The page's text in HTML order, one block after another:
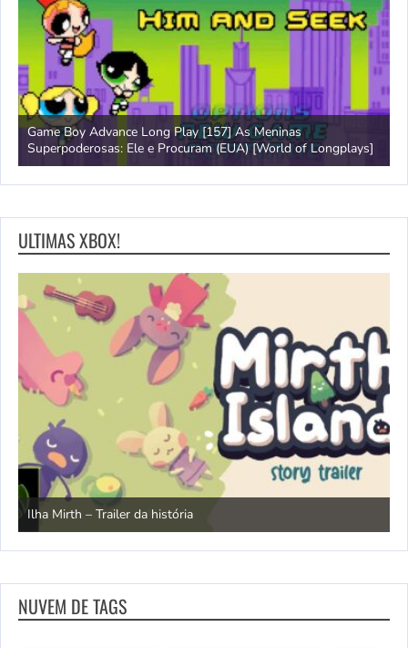
Game Boy Advance Long Play [157] As Meninas
Superpoderosas: Ele e Procuram (EUA) [World of Longplays]
ULTIMAS XBOX!
Ilha Mirth – Trailer da história
NUVEM DE TAGS